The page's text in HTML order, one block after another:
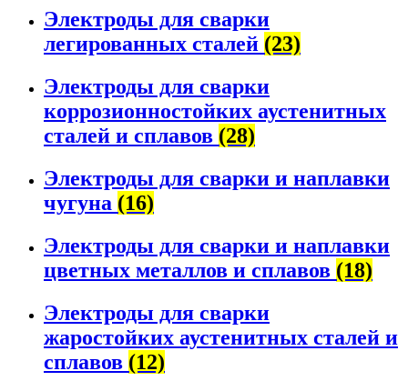
Электроды для сварки
легированных сталей (23)
Электроды для сварки
коррозионностойких аустенитных
сталей и сплавов (28)
Электроды для сварки и наплавки
чугуна (16)
Электроды для сварки и наплавки
цветных металлов и сплавов (18)
Электроды для сварки
жаростойких аустенитных сталей и
сплавов (12)